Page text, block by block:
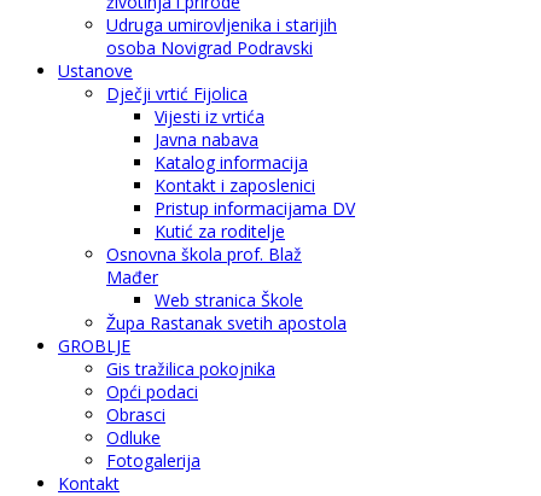
Udruga umirovljenika i starijih
osoba Novigrad Podravski
Ustanove
Dječji vrtić Fijolica
Vijesti iz vrtića
Javna nabava
Katalog informacija
Kontakt i zaposlenici
Pristup informacijama DV
Kutić za roditelje
Osnovna škola prof. Blaž
Mađer
Web stranica Škole
Župa Rastanak svetih apostola
GROBLJE
Gis tražilica pokojnika
Opći podaci
Obrasci
Odluke
Fotogalerija
Kontakt